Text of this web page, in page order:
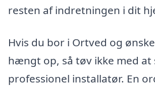
resten af indretningen i dit
Hvis du bor i Ortved og
hængt op, så tøv ikke med at
professionel installatør. En